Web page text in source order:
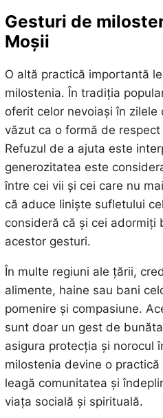
Gesturi de
Moșii
O altă practică importantă
milostenia. În tradiția
oferit celor nevoiași în zilele
văzut ca o formă de
Refuzul de a ajuta este
generozitatea este
între cei vii și cei care nu
că aduce liniște sufletului
consideră că și cei adormiți
acestor gesturi.
În multe regiuni ale țării,
alimente, haine sau bani
pomenire și compasiune.
sunt doar un gest de
asigura protecția și norocul
milostenia devine o
leagă comunitatea și
viața socială și spirituală.